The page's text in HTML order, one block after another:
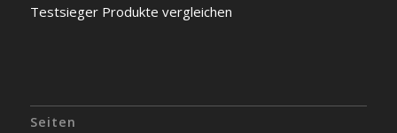
Testsieger Produkte vergleichen
Seiten